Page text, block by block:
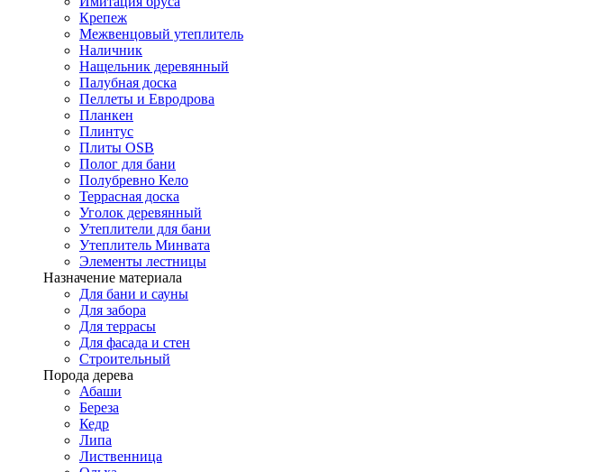
Крепеж
Межвенцовый утеплитель
Наличник
Нащельник деревянный
Палубная доска
Пеллеты и Евродрова
Планкен
Плинтус
Плиты OSB
Полог для бани
Полубревно Кело
Террасная доска
Уголок деревянный
Утеплители для бани
Утеплитель Минвата
Элементы лестницы
Назначение материала
Для бани и сауны
Для забора
Для террасы
Для фасада и стен
Строительный
Порода дерева
Абаши
Береза
Кедр
Липа
Лиственница